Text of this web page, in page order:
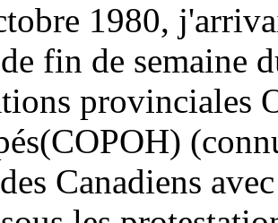
1980,
fin de semaine
provinciales
Canadiens